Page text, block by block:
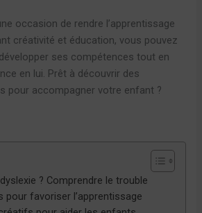
occasion de rendre l’apprentissage
créativité et éducation, vous pouvez
ses compétences tout en
en lui. Prêt à découvrir des
pour accompagner votre enfant ?
? Comprendre le trouble
pour favoriser l’apprentissage